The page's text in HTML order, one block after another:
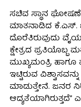
ಸಚಿವ ಸ್ಥಾನ
ಮಾತನಾಡಿದ ಕೆ.ಎಸ್.
ದೊರೆತಿರುವುದು
ಕ್ಷೇತ್ರದ
ಮುಖ್ಯಮಂತ್ರಿ
ಇಟ್ಟಿರುವ
ಮಾಡುತ್ತೇನೆ. ಜನರ
ಆದ್ಯತೆಯಾಗಿರುತ್ತದೆ”